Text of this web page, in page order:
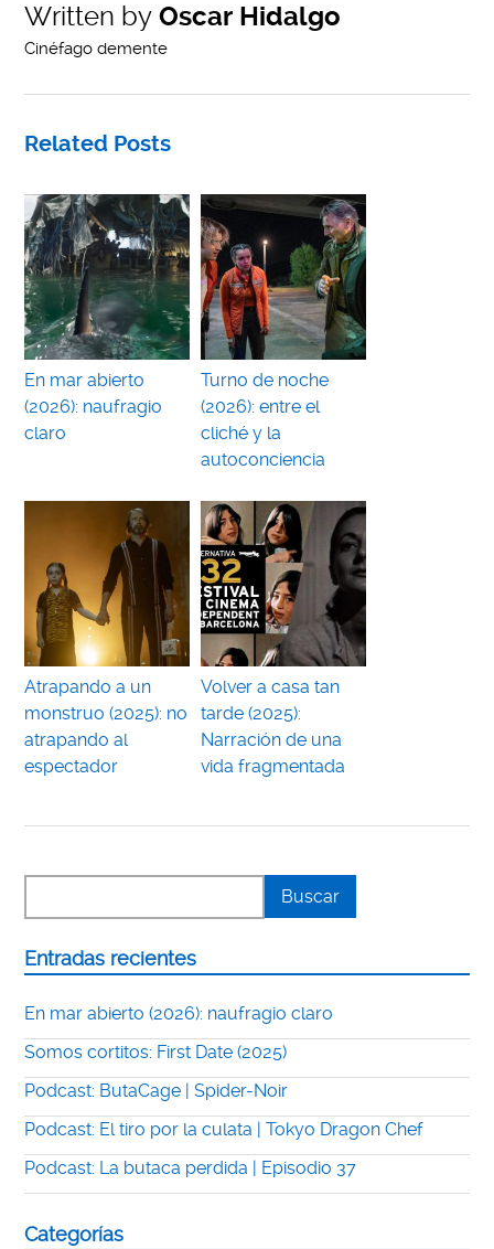
Written by Oscar Hidalgo
Cinéfago demente
Related Posts
En mar abierto
(2026): naufragio
claro
Turno de noche
(2026): entre el
cliché y la
autoconciencia
Atrapando a un
monstruo (2025): no
atrapando al
espectador
Volver a casa tan
tarde (2025):
Narración de una
vida fragmentada
Entradas recientes
En mar abierto (2026): naufragio claro
Somos cortitos: First Date (2025)
Podcast: ButaCage | Spider-Noir
Podcast: El tiro por la culata | Tokyo Dragon Chef
Podcast: La butaca perdida | Episodio 37
Categorías